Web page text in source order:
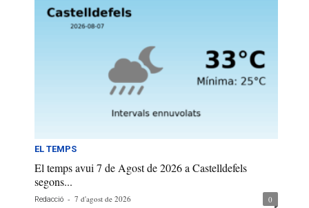
EL TEMPS
El temps avui 7 de Agost de 2026 a Castelldefels
segons...
Redacció - 7 d'agost de 2026 0